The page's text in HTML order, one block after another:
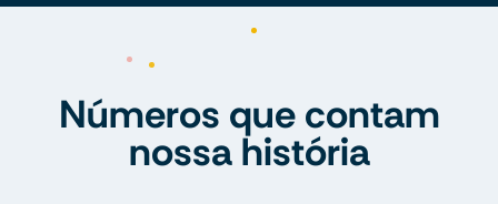
Números que contam
nossa história